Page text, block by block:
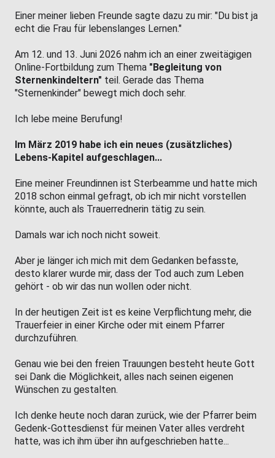
Einer meiner lieben Freunde sagte dazu zu mir: "Du bist ja
echt die Frau für lebenslanges Lernen."
Am 12. und 13. Juni 2026 nahm ich an einer zweitägigen
Online-Fortbildung zum Thema "Begleitung von
Sternenkindeltern" teil. Gerade das Thema
"Sternenkinder" bewegt mich doch sehr.
Ich lebe meine Berufung!
Im März 2019 habe ich ein neues (zusätzliches)
Lebens-Kapitel aufgeschlagen...
Eine meiner Freundinnen ist Sterbeamme und hatte mich
2018 schon einmal gefragt, ob ich mir nicht vorstellen
könnte, auch als Trauerrednerin tätig zu sein.
Damals war ich noch nicht soweit.
Aber je länger ich mich mit dem Gedanken befasste,
desto klarer wurde mir, dass der Tod auch zum Leben
gehört - ob wir das nun wollen oder nicht.
In der heutigen Zeit ist es keine Verpflichtung mehr, die
Trauerfeier in einer Kirche oder mit einem Pfarrer
durchzuführen.
Genau wie bei den freien Trauungen besteht heute Gott
sei Dank die Möglichkeit, alles nach seinen eigenen
Wünschen zu gestalten.
Ich denke heute noch daran zurück, wie der Pfarrer beim
Gedenk-Gottesdienst für meinen Vater alles verdreht
hatte, was ich ihm über ihn aufgeschrieben hatte...